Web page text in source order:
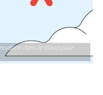
dans le cloud pour